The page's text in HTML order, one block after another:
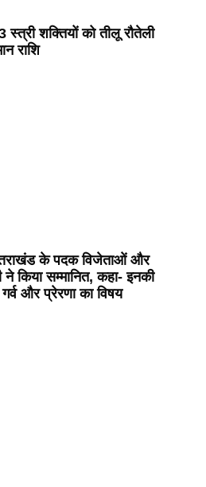
शक्तियों को तीलू रौतेली
राशि
के पदक विजेताओं और
ने किया सम्मानित, कहा- इनकी
और प्रेरणा का विषय